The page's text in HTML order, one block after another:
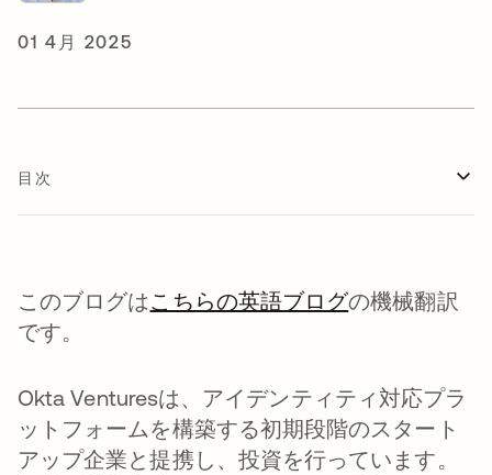
01 4月 2025
目次
このブログはこちらの英語ブログの機械翻訳
です。
Okta Venturesは、アイデンティティ対応プラ
ットフォームを構築する初期段階のスタート
アップ企業と提携し、投資を行っています。